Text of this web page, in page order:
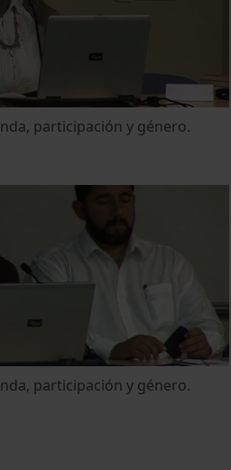
participación y género.
participación y género.